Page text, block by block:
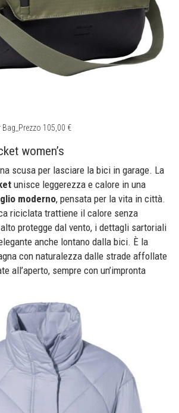
105,00 €
women’s
scusa per lasciare la bici in garage. La
unisce leggerezza e calore in una
moderno, pensata per la vita in città.
riciclata trattiene il calore senza
protegge dal vento, i dettagli sartoriali
anche lontano dalla bici. È la
con naturalezza dalle strade affollate
all’aperto, sempre con un’impronta